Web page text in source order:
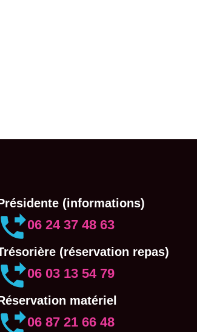
(informations)
06 24 37 48 63
(réservation repas)
06 03 13 54 79
matériel
06 87 21 66 48